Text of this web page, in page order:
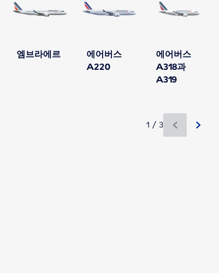
엠브라에르
에어버스
A220
에어버스
A318과
A319
1 / 3